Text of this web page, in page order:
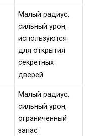
Малый радиус,
сильный урон,
используются
для открытия
секретных
дверей
Малый радиус,
сильный урон,
ограниченный
запас